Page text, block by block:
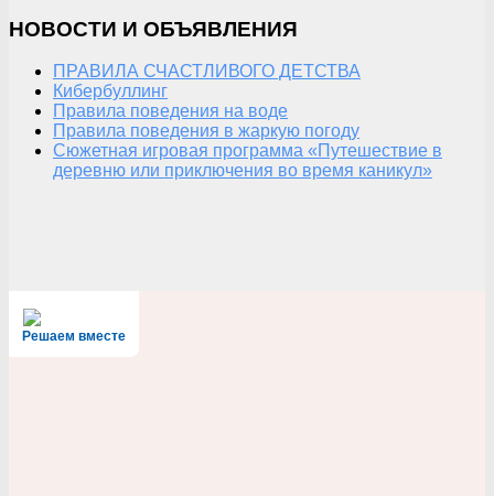
НОВОСТИ И ОБЪЯВЛЕНИЯ
ПРАВИЛА СЧАСТЛИВОГО ДЕТСТВА
Кибербуллинг
Правила поведения на воде
Правила поведения в жаркую погоду
Сюжетная игровая программа «Путешествие в
деревню или приключения во время каникул»
Решаем вместе